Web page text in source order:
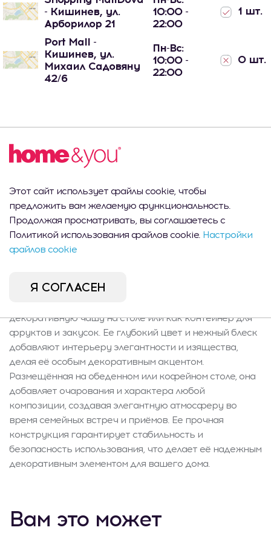
- Кишинев, ул.
Арборилор 21
10:00 -
22:00
1 шт.
Port Mall -
Кишинев, ул.
Михаил Садовяну
42/6
Пн-Вс:
10:00 -
22:00
0 шт.
Описание продукта
Декоративная чаша глубокого, красивого темно-
синего цвета — выражение элегантности и стиля в
любом интерьере. Изготовленная из
высококачественной керамики, чаша не только
эстетична, но и прочна и долговечна. Ее темно-синий
оттенок придаёт ей элегантный характер, который
Многофункциональный дизайн чаши позволяет
декоративную чашу на столе или как контейнер для
фруктов и закусок. Ее глубокий цвет и нежный блеск
добавляют интерьеру элегантности и изящества,
делая её особым декоративным акцентом.
Размещённая на обеденном или кофейном столе, она
добавляет очарования и характера любой
композиции, создавая элегантную атмосферу во
время семейных встреч и приёмов. Ее прочная
конструкция гарантирует стабильность и
безопасность использования, что делает её надежным
декоративным элементом для вашего дома.
Вам это может
Этот сайт использует файлы cookie, чтобы
предложить вам желаемую функциональность.
Продолжая просматривать, вы соглашаетесь с
Политикой использования файлов cookie. Настройки
файлов cookie
Я СОГЛАСЕН